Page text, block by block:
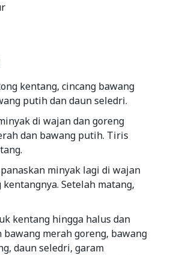
kentang, cincang bawang
putih dan daun seledri.
di wajan dan goreng
dan bawang putih. Tiris
minyak lagi di wajan
kentangnya. Setelah matang,
kentang hingga halus dan
bawang merah goreng, bawang
daun seledri, garam